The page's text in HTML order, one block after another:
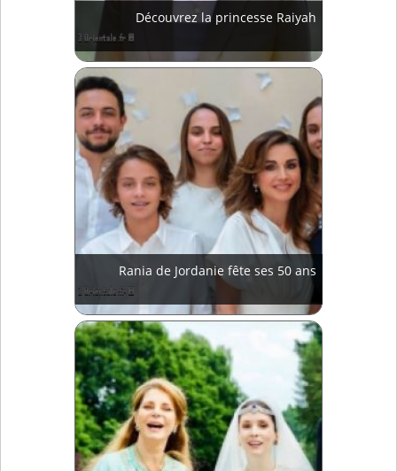
Découvrez la princesse Raiyah
Rania de Jordanie fête ses 50 ans